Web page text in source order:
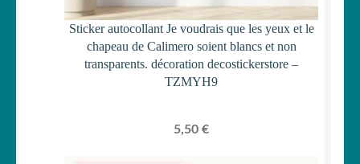
Sticker autocollant Je voudrais que les yeux et le
chapeau de Calimero soient blancs et non
transparents. décoration decostickerstore –
TZMYH9
5,50 €